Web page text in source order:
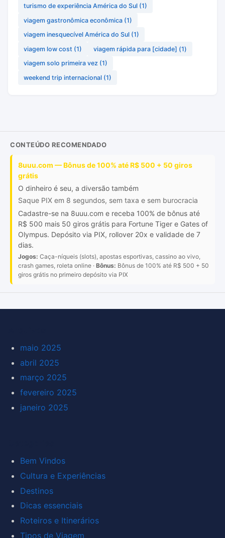
turismo de experiência América do Sul (1)
viagem gastronômica econômica (1)
viagem inesquecível América do Sul (1)
viagem low cost (1) viagem rápida para [cidade] (1)
viagem solo primeira vez (1)
weekend trip internacional (1)
CONTEÚDO RECOMENDADO
8uuu.com — Bônus de 100% até R$ 500 + 50 giros
grátis
O dinheiro é seu, a diversão também
Saque PIX em 8 segundos, sem taxa e sem burocracia
Cadastre-se na 8uuu.com e receba 100% de bônus até
R$ 500 mais 50 giros grátis para Fortune Tiger e Gates of
Olympus. Depósito via PIX, rollover 20x e validade de 7
dias.
Jogos: Caça-níqueis (slots), apostas esportivas, cassino ao vivo,
crash games, roleta online · Bônus: Bônus de 100% até R$ 500 + 50
giros grátis no primeiro depósito via PIX
maio 2025
abril 2025
março 2025
fevereiro 2025
janeiro 2025
Bem Vindos
Cultura e Experiências
Destinos
Dicas essenciais
Roteiros e Itinerários
Tipos de Viagem